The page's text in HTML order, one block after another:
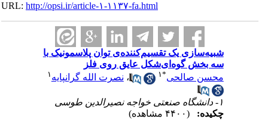
URL:http://opsi.ir/article-۱-۱۱۳۷-fa.html
شبیه‌سازی یک تقسیم‌کننده‌ی توان پلاسمونیک با
سه بخش گوه‌ای‌شکل عایق روی فلز
محسن صالحی
۱ ،نصرت الله گرانپایه
چکیده: